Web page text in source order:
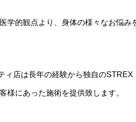
学的観点より、身体の様々なお悩み
店は長年の経験から独自のSTREX
様にあった施術を提供致します。